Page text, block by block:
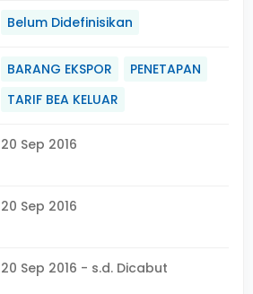
Belum Didefinisikan
BARANG EKSPOR
PENETAPAN
TARIF BEA KELUAR
20 Sep 2016
20 Sep 2016
20 Sep 2016 - s.d. Dicabut